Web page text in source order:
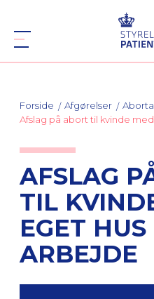
Forside Afgørelser
Afslag på abort til kvinde
AFSLAG
TIL
EGET
ARBEJDE